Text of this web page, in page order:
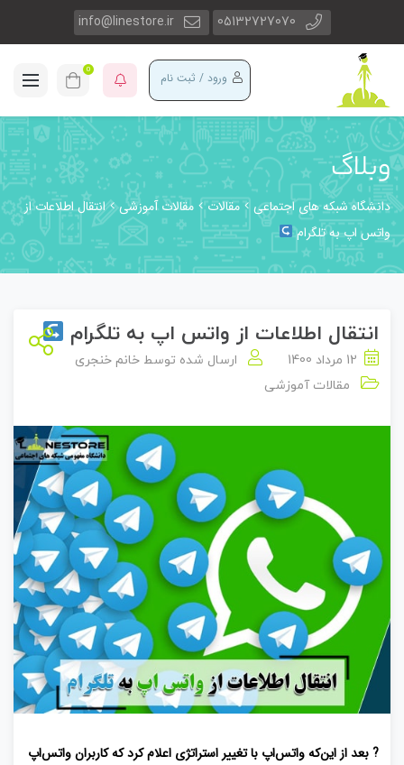
05132727070
info@linestore.ir
ورود / ثبت نام 0
وبلاگ
دانشگاه شبکه های اجتماعی مقالات مقالات آموزشی
انتقال اطلاعات از
واتس اپ به تلگرام
انتقال اطلاعات از واتس اپ به تلگرام
12 مرداد 1400 ارسال شده توسط خانم خنجری
مقالات آموزشی
? بعد از این‌که واتس‌اپ با تغییر استراتژی اعلام کرد که کاربران واتس‌اپ